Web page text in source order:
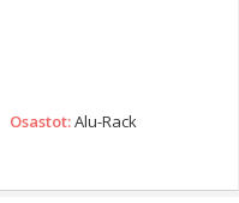
Osastot:Alu-Rack